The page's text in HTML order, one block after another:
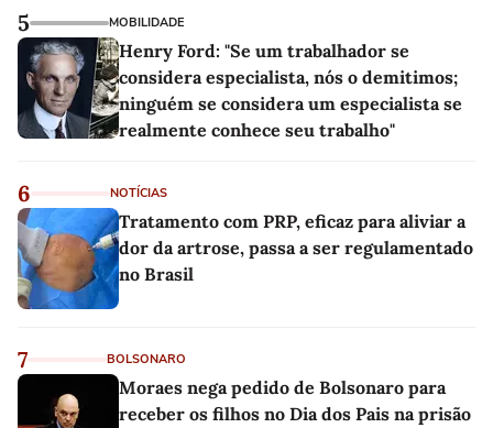
5 MOBILIDADE
Henry Ford: "Se um trabalhador se
considera especialista, nós o demitimos;
ninguém se considera um especialista se
realmente conhece seu trabalho"
6 NOTÍCIAS
Tratamento com PRP, eficaz para aliviar a
dor da artrose, passa a ser regulamentado
no Brasil
7 BOLSONARO
Moraes nega pedido de Bolsonaro para
receber os filhos no Dia dos Pais na prisão